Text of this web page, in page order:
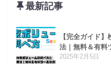
最新記事
【完全ガイド
法｜無料＆有料
2025年2月5日